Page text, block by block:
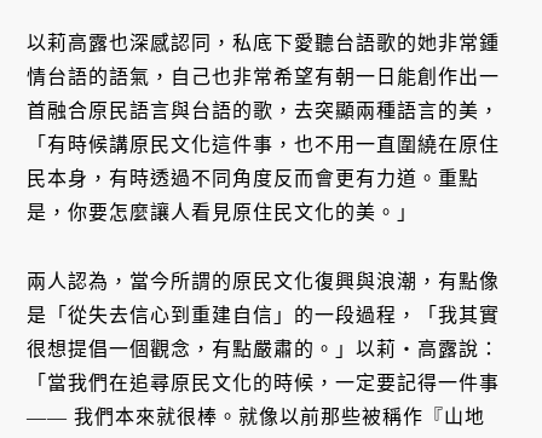
以莉高露也深感認同，私底下愛聽台語歌的她非常鍾
情台語的語氣，自己也非常希望有朝一日能創作出一
首融合原民語言與台語的歌，去突顯兩種語言的美，
「有時候講原民文化這件事，也不用一直圍繞在原住
民本身，有時透過不同角度反而會更有力道。重點
是，你要怎麼讓人看見原住民文化的美。」
兩人認為，當今所謂的原民文化復興與浪潮，有點像
是「從失去信心到重建自信」的一段過程，「我其實
很想提倡一個觀念，有點嚴肅的。」以莉・高露說：
「當我們在追尋原民文化的時候，一定要記得一件事
—— 我們本來就很棒。就像以前那些被稱作『山地